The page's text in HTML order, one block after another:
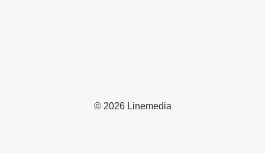
© 2026 Linemedia